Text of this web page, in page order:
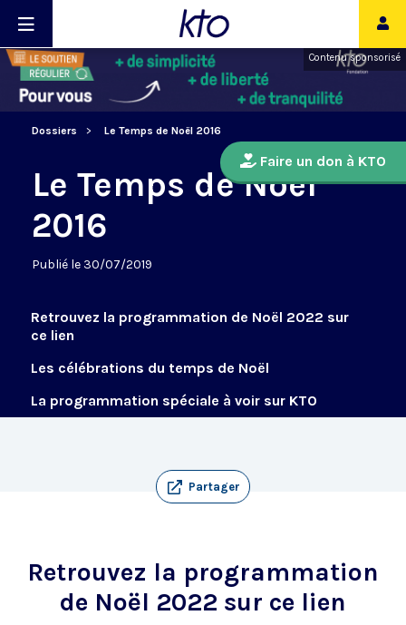
Contenu sponsorisé
Dossiers Le Temps de Noël 2016
Faire un don à KTO
Le Temps de Noël
2016
Publié le 30/07/2019
Retrouvez la programmation de Noël 2022 sur
ce lien
Les célébrations du temps de Noël
La programmation spéciale à voir sur KTO
Partager
Retrouvez la programmation
de Noël 2022 sur ce lien